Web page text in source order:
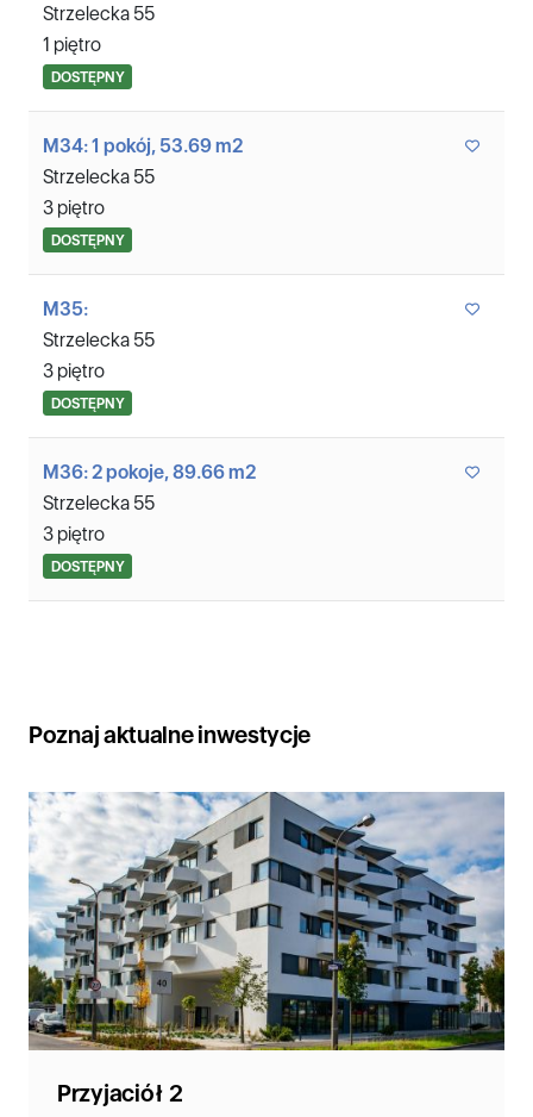
Strzelecka 55
1 piętro
DOSTĘPNY
M34: 1 pokój, 53.69 m2
Strzelecka 55
3 piętro
DOSTĘPNY
M35:
Strzelecka 55
3 piętro
DOSTĘPNY
M36: 2 pokoje, 89.66 m2
Strzelecka 55
3 piętro
DOSTĘPNY
Poznaj aktualne inwestycje
Przyjaciół 2